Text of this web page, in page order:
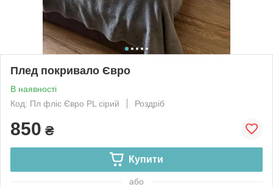
Плед покривало Євро
В наявності
Код: Пл фліс Євро PL сірий
Роздріб
850 ₴
Купити
або